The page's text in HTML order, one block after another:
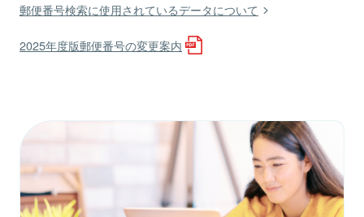
郵便番号検索に使用されているデータについて
2025年度版郵便番号の変更案内